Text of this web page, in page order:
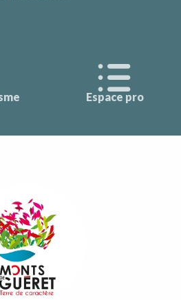
Espace pro